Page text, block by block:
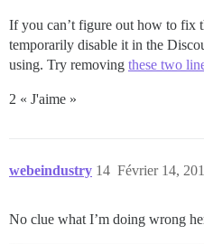
If you can’t figure out how to fix
temporarily disable it in the
using. Try removing these two
2 « J'aime »
webeindustry Février 14,
14
No clue what I’m doing wrong